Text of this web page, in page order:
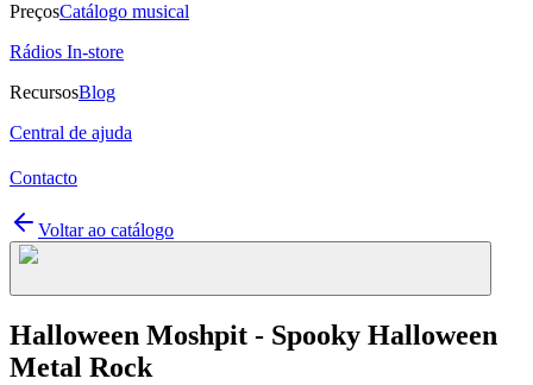
PreçosCatálogo musical
Rádios In-store
RecursosBlog
Central de ajuda
Contacto
Voltar ao catálogo
Halloween Moshpit - Spooky Halloween
Metal Rock